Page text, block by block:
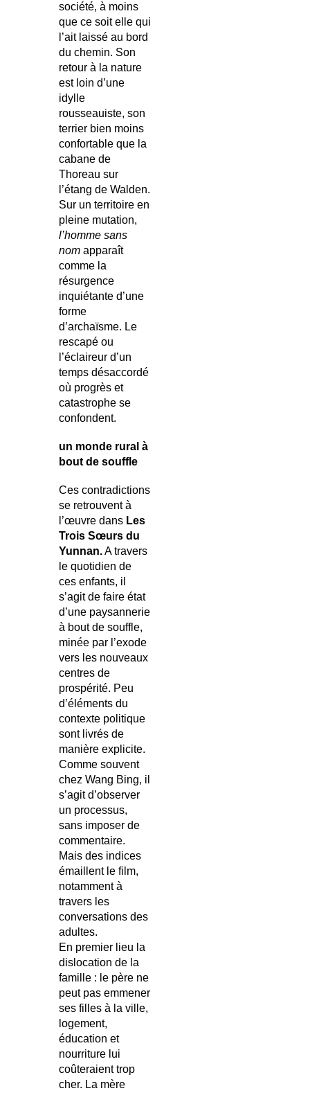
société, à moins
que ce soit elle qui
l’ait laissé au bord
du chemin. Son
retour à la nature
est loin d’une
idylle
rousseauiste, son
terrier bien moins
confortable que la
cabane de
Thoreau sur
l’étang de Walden.
Sur un territoire en
pleine mutation,
l’homme sans
nom apparaît
comme la
résurgence
inquiétante d’une
forme
d’archaïsme. Le
rescapé ou
l’éclaireur d’un
temps désaccordé
où progrès et
catastrophe se
confondent.
un monde rural à
bout de souffle
Ces contradictions
se retrouvent à
l’œuvre dans Les
Trois Sœurs du
Yunnan.A travers
le quotidien de
ces enfants, il
s’agit de faire état
d’une paysannerie
à bout de souffle,
minée par l’exode
vers les nouveaux
centres de
prospérité. Peu
d’éléments du
contexte politique
sont livrés de
manière explicite.
Comme souvent
chez Wang Bing, il
s’agit d’observer
un processus,
sans imposer de
commentaire.
Mais des indices
émaillent le film,
notamment à
travers les
conversations des
adultes.
En premier lieu la
dislocation de la
famille : le père ne
peut pas emmener
ses filles à la ville,
logement,
éducation et
nourriture lui
coûteraient trop
cher. La mère